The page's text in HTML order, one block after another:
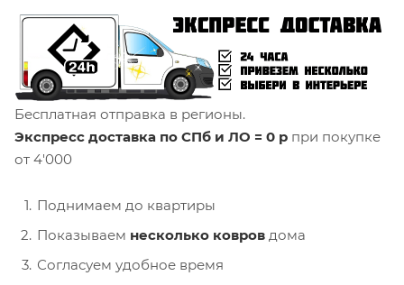
Бесплатная отправка в регионы.
Экспресс доставка по СПб и ЛО = 0 р при покупке
от 4'000
Поднимаем до квартиры
Показываем несколько ковров дома
Согласуем удобное время